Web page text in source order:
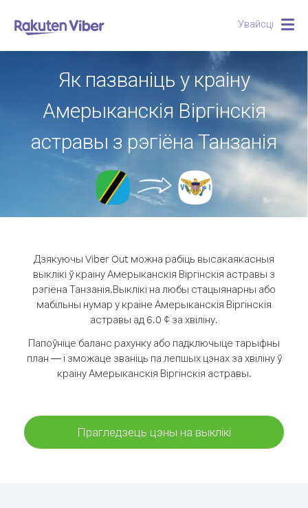
Увайсці
Як пазваніць у краіну
Амерыканскія Віргінскія
астравы з рэгіёна Танзанія
Дзякуючы Viber Out можна рабіць высакаякасныя
выклікі ў краіну Амерыканскія Віргінскія астравы з
рэгіёна Танзанія.Выклікі на любы стацыянарны або
мабільны нумар у краіне Амерыканскія Віргінскія
астравы ад 6.0 ¢ за хвіліну.
Папоўніце баланс рахунку або падключыце тарыфны
план — і зможаце званіць па лепшых цэнах за хвіліну ў
краіну Амерыканскія Віргінскія астравы.
Прагледзець цэны на выклікі